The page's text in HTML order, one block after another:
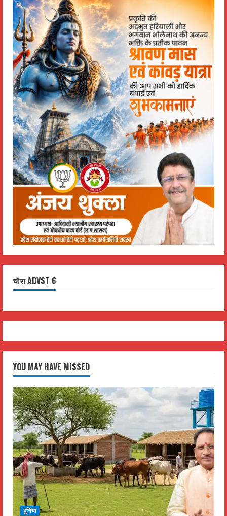
चौरा ADVST 6
YOU MAY HAVE MISSED
दुनिया